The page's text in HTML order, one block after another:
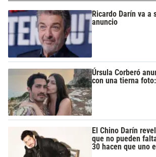
Ricardo Darín va
anuncio
Úrsula Corberó
con una tierna
El Chino Darín
que no pueden
30 hacen que uno